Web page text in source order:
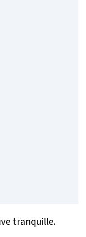
tranquille.